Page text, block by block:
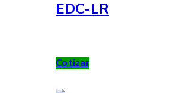
EDC-LR
Cotizar